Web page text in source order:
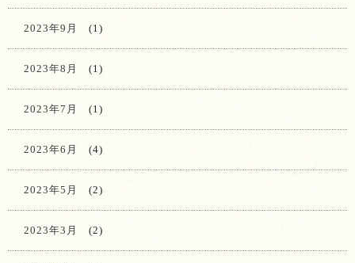
2023年9月 (1)
2023年8月 (1)
2023年7月 (1)
2023年6月 (4)
2023年5月 (2)
2023年3月 (2)